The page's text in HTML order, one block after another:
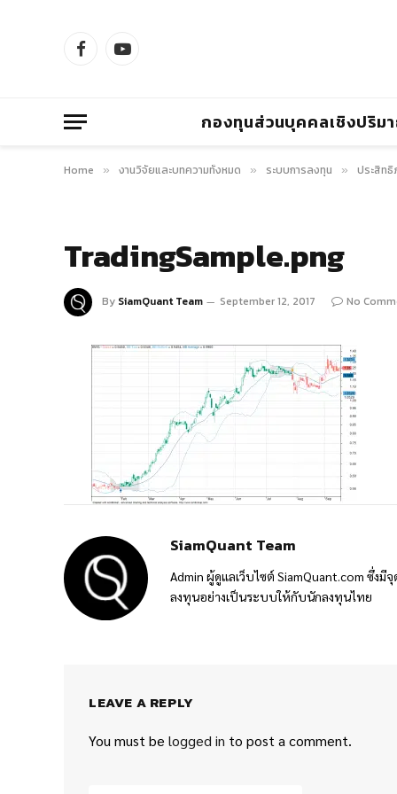
FacebookYouTube
กองทุนส่วนบุคคลเชิงปริม
Home » งานวิจัยและบทความทั้งหมด » ระบบการลงทุน » ประสิท
TradingSample.png
By SiamQuant Team September 12, 2017 No
SiamQuant Team
Admin ผู้ดูแลเว็บไซต์ SiamQuant.com ซึ่ง
ลงทุนอย่างเป็นระบบให้กับนักลงทุนไทย
LEAVE A REPLY
You must be logged in to post a comment.